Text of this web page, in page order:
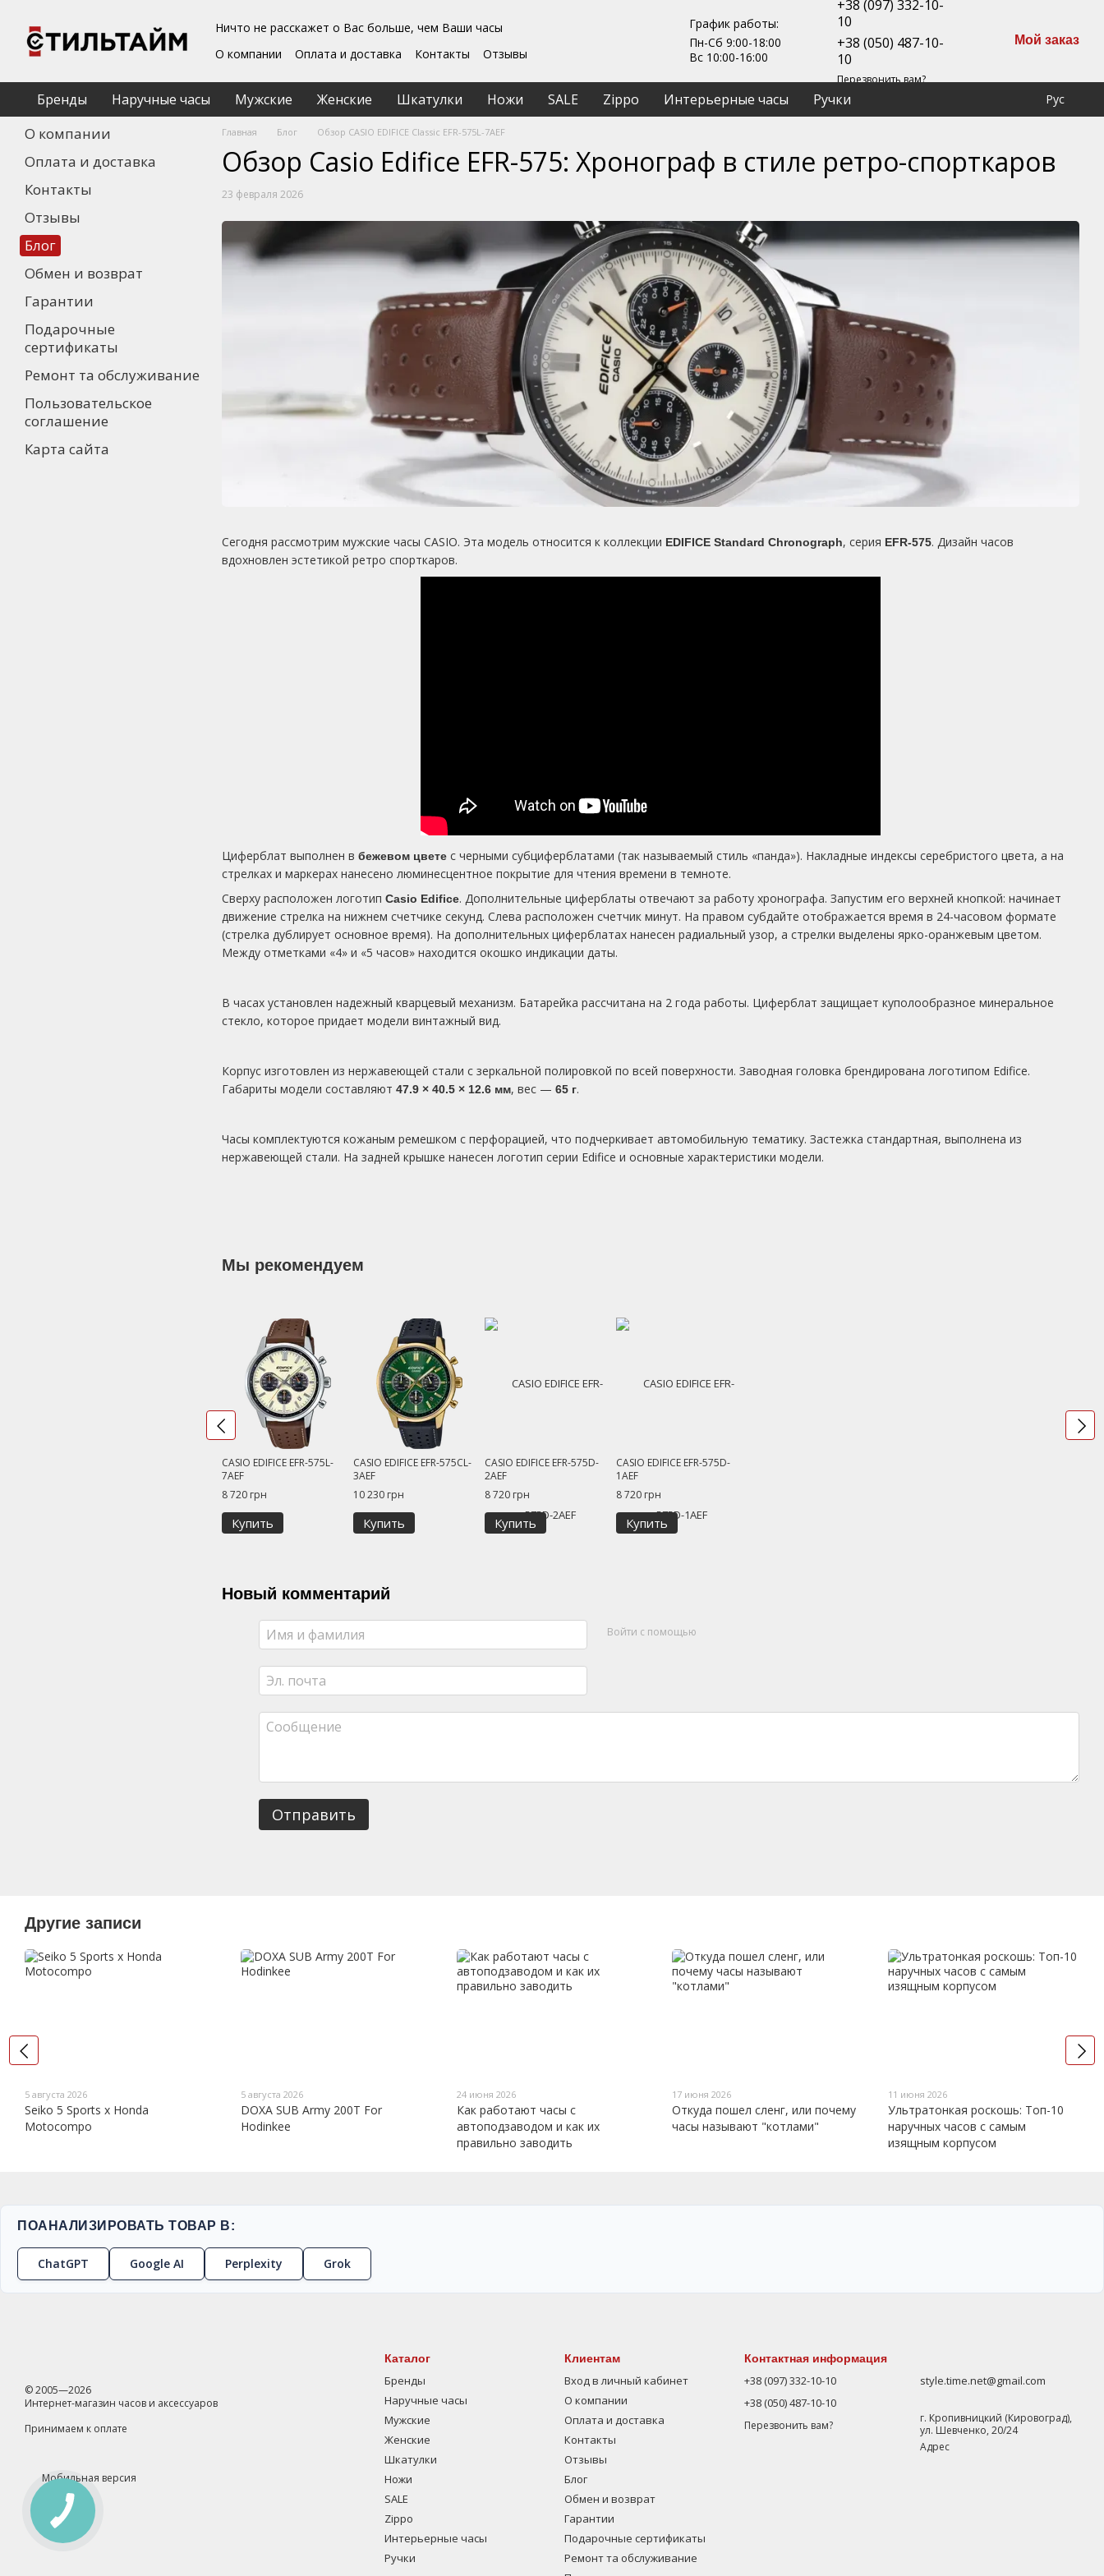
Ничто не расскажет о Вас больше, чем Ваши часы
О компании
Оплата и доставка Контакты
Отзывы
Пользовательское соглашение
График работы:
Пн-Сб 9:00-18:00
Вс 10:00-16:00
+38 (097) 332-10-
10
+38 (050) 487-10-
10
Перезвонить вам?
Мой заказ
Бренды Наручные часы Мужские Женские Шкатулки Ножи SALE Zippo Интерьерные часы Ручки Рус
Главная Блог Обзор CASIO EDIFICE Classic EFR-575L-7AEF
Обзор Casio Edifice EFR-575: Хронограф в стиле ретро-спорткаров
23 февраля 2026
Сегодня рассмотрим мужские часы CASIO. Эта модель относится к коллекции EDIFICE Standard Chronograph, серия EFR-575. Дизайн часов
вдохновлен эстетикой ретро спорткаров.
Циферблат выполнен в бежевом цвете с черными субциферблатами (так называемый стиль «панда»). Накладные индексы серебристого цвета, а на
стрелках и маркерах нанесено люминесцентное покрытие для чтения времени в темноте.
Сверху расположен логотип Casio Edifice. Дополнительные циферблаты отвечают за работу хронографа. Запустим его верхней кнопкой: начинает
движение стрелка на нижнем счетчике секунд. Слева расположен счетчик минут. На правом субдайте отображается время в 24-часовом формате
(стрелка дублирует основное время). На дополнительных циферблатах нанесен радиальный узор, а стрелки выделены ярко-оранжевым цветом.
Между отметками «4» и «5 часов» находится окошко индикации даты.
В часах установлен надежный кварцевый механизм. Батарейка рассчитана на 2 года работы. Циферблат защищает куполообразное минеральное
стекло, которое придает модели винтажный вид.
Корпус изготовлен из нержавеющей стали с зеркальной полировкой по всей поверхности. Заводная головка брендирована логотипом Edifice.
Габариты модели составляют 47.9 × 40.5 × 12.6 мм, вес — 65 г.
Часы комплектуются кожаным ремешком с перфорацией, что подчеркивает автомобильную тематику. Застежка стандартная, выполнена из
нержавеющей стали. На задней крышке нанесен логотип серии Edifice и основные характеристики модели.
Мы рекомендуем
CASIO EDIFICE EFR-575L-
7AEF
8 720 грн
Купить
CASIO EDIFICE EFR-575CL-
3AEF
10 230 грн
Купить
CASIO EDIFICE EFR-575D-
2AEF
8 720 грн
Купить
CASIO EDIFICE EFR-575D-
1AEF
8 720 грн
Купить
Новый комментарий
Войти с помощью
Отправить
О компании
Оплата и доставка
Контакты
Отзывы
Блог
Обмен и возврат
Гарантии
Подарочные
сертификаты
Ремонт та обслуживание
Пользовательское
соглашение
Карта сайта
Другие записи
5 августа 2026
Seiko 5 Sports x Honda
Motocompo
5 августа 2026
DOXA SUB Army 200T For
Hodinkee
24 июня 2026
Как работают часы с
автоподзаводом и как их
правильно заводить
17 июня 2026
Откуда пошел сленг, или почему
часы называют "котлами"
11 июня 2026
Ультратонкая роскошь: Топ-10
наручных часов с самым
изящным корпусом
ПОАНАЛИЗИРОВАТЬ ТОВАР В:
ChatGPT Google AI Perplexity Grok
© 2005—2026
Интернет-магазин часов и аксессуаров
Принимаем к оплате
Мобильная версия
Каталог
Бренды
Наручные часы
Мужские
Женские
Шкатулки
Ножи
SALE
Zippo
Интерьерные часы
Ручки
Клиентам
Вход в личный кабинет
О компании
Оплата и доставка
Контакты
Отзывы
Блог
Обмен и возврат
Гарантии
Подарочные сертификаты
Ремонт та обслуживание
Контактная информация
+38 (097) 332-10-10
+38 (050) 487-10-10
Перезвонить вам?
style.time.net@gmail.com
г. Кропивницкий (Кировоград),
ул. Шевченко, 20/24
Адрес